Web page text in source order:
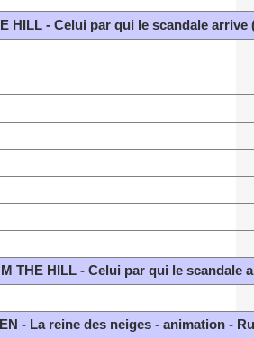
HILL - Celui par qui le scandale
THE HILL - Celui par qui le
- La reine des neiges - animation -